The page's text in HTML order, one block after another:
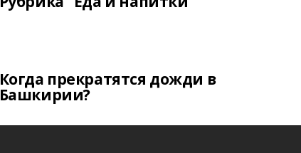
Когда прекратятся дожди в
Башкирии?